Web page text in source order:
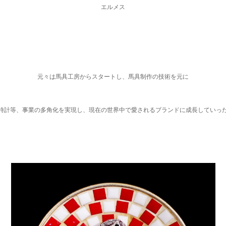
エルメス
元々は馬具工房からスタートし、馬具制作の技術を元に
計等、事業の多角化を実現し、現在の世界中で愛されるブランドに成長していっ